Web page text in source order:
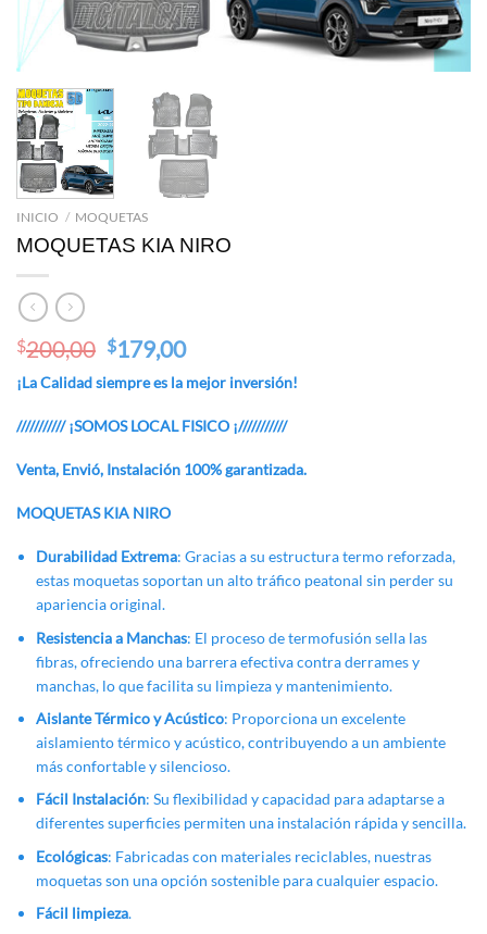
INICIO / MOQUETAS
MOQUETAS KIA NIRO
$200,00 Original
was:
$179,00Current
is:
¡La Calidad siempre es la mejor inversión!
/////////// ¡SOMOS LOCAL FISICO ¡///////////
Venta, Envió, Instalación 100% garantizada.
MOQUETAS KIA NIRO
Durabilidad Extrema: Gracias a su estructura termo reforzada,
estas moquetas soportan un alto tráfico peatonal sin perder su
apariencia original.
Resistencia a Manchas: El proceso de termofusión sella las
fibras, ofreciendo una barrera efectiva contra derrames y
manchas, lo que facilita su limpieza y mantenimiento.
Aislante Térmico y Acústico: Proporciona un excelente
aislamiento térmico y acústico, contribuyendo a un ambiente
más confortable y silencioso.
Fácil Instalación: Su flexibilidad y capacidad para adaptarse a
diferentes superficies permiten una instalación rápida y sencilla.
Ecológicas: Fabricadas con materiales reciclables, nuestras
moquetas son una opción sostenible para cualquier espacio.
Fácil limpieza.